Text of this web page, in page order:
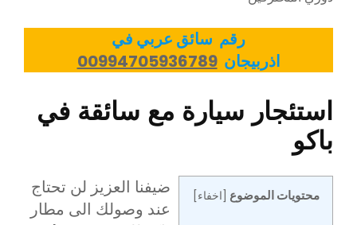
رقم سائق عربي في
اذربيجان00994705936789
باكو
محتويات الموضوع اخفاء
ضيفنا العزيز لن تحتاج
عند وصولك الى مطار